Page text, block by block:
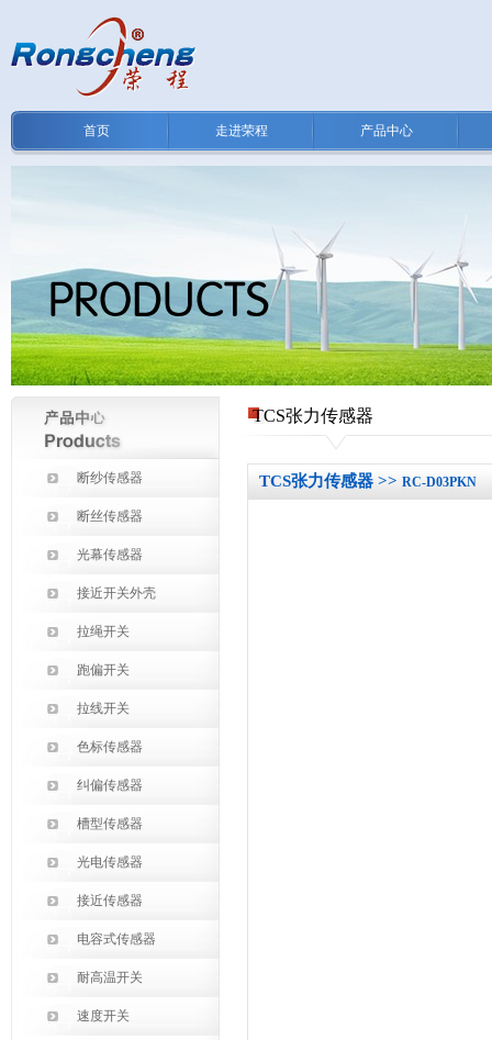
首页 走进荣程 产品中心
断纱传感器
断丝传感器
光幕传感器
接近开关外壳
拉绳开关
跑偏开关
拉线开关
色标传感器
纠偏传感器
槽型传感器
光电传感器
接近传感器
电容式传感器
耐高温开关
速度开关
TCS张力传感器
TCS张力传感器 >> RC-D03PKN